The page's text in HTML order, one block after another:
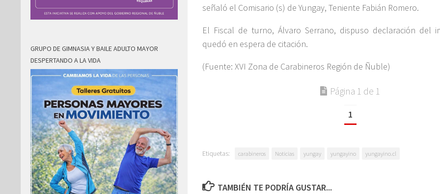
señaló el Comisario (s) de Yungay, Teniente Fabián Romero.
El Fiscal de turno, Álvaro Serrano, dispuso declaración del
quedó en espera de citación.
(Fuente: XVI Zona de Carabineros Región de Ñuble)
Página 1 de 1
1
Etiquetas: carabineros Noticias yungay yungayino yungayino.cl
TAMBIÉN TE PODRÍA GUSTAR...
GRUPO DE GIMNASIA Y BAILE ADULTO MAYOR
DESPERTANDO A LA VIDA